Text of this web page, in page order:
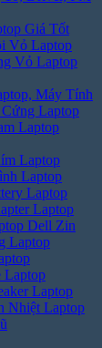
Giá Tốt
Vỏ Laptop
Vỏ Laptop
Máy Tính
Laptop
Laptop
Laptop
Laptop
Laptop
Laptop
Dell Zin
Laptop
Laptop
Laptop
Nhiệt Laptop